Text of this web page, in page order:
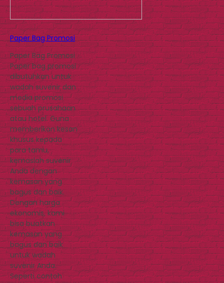
Paper Bag Promosi
Paper Bag Promosi
Paper bag promosi
dibutuhkan untuk
wadah suvenir dan
media promosi
sebuah prusahaan
atau hotel. Guna
memberikan kesan
khusus kepada
para tamu,
kemaslah suvenir
Anda dengan
kemasan yang
bagus dan baik.
Dengan harga
ekonomis, kami
bisa buatkan
kemasan yang
bagus dan baik
untuk wadah
suvenir Anda.
Seperti contoh